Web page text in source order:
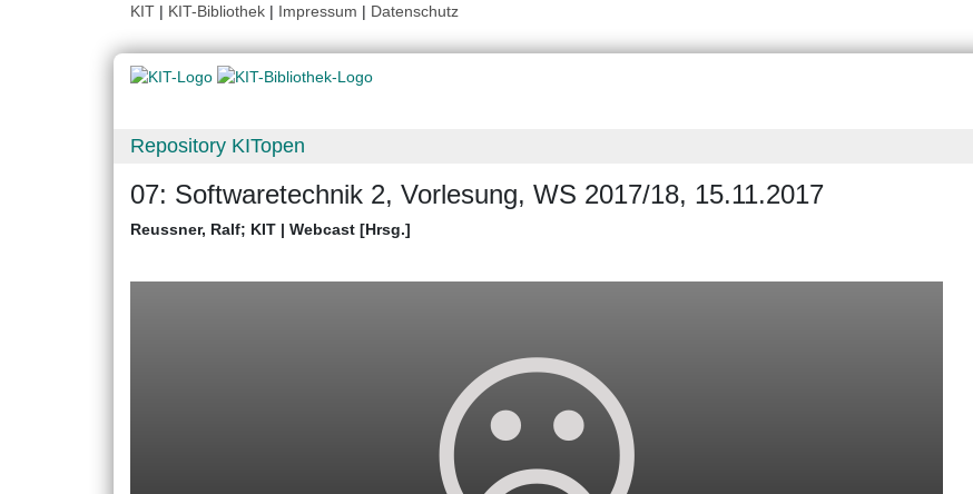
KIT | KIT-Bibliothek | Impressum | Datenschutz
Repository KITopen
07: Softwaretechnik 2, Vorlesung, WS 2017/18, 15.11.2017
Reussner, Ralf; KIT | Webcast [Hrsg.]